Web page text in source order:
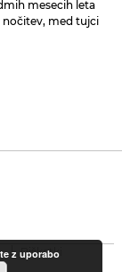
mesecih leta
nočitev, med tujci
Piškotki
z uporabo